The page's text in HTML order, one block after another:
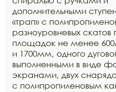
дополнительными
«трап» с
разноуровневых
площадок не менее
и 1700мм, одного
выполненными в виде
экранами, двух
с полипропиленовым